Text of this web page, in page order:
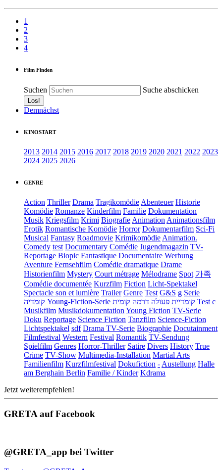
1
2
3
4
Film Finden
Suchen Suche abschicken
Demnächst
KINOSTART
2013 2014 2015 2016 2017 2018 2019 2020 2021 2022 2023
2024 2025 2026
GENRE
Action Thriller Drama Tragikomödie Abenteuer Historie
Komödie Romanze Kinderfilm Familie Dokumentation
Musik Kriegsfilm Krimi Biografie Animation Animationsfilm
Erotik Romantische Komödie Horror Dokumentarfilm Sci-Fi
Musical Fantasy Roadmovie Krimikomödie Animation.
Comedy test Documentary Comédie Jugendmagazin TV-
Reportage Biopic Fantastique Documentaire Werbung
Aventure Fernsehfilm Comédie dramatique Drame
Historienfilm Mystery Court métrage Mélodrame Spot 가족
Comédie documentée Kurzfilm Fiction Licht-Spektakel
Spectacle son et lumière Trailer Genre Test G&S g Serie
קומדיה Young-Fiction-Serie קומדיית פעולה דרמה קומית
Test c
Musikfilm Musikdokumentation Young Fiction TV-Serie
Doku Reportage Science Fiction Tanzfilm Science-Fiction
Lichtspektakel sdf Drama TV-Serie Biographie Docutainment
Filmfestival Western Festival Romantik TV-Sendung
Spielfilm Genres Horror-Thriller Satire Divers History True
Crime TV-Show Multimedia-Installation Martial Arts
Familienfilm Kurzfilmfestival Dokufiction - Austellung Halle
am Berghain Berlin Familie / Kinder Kdrama
Jetzt weiterempfehlen!
GRETA auf Facebook
@GRETA_app bei Twitter